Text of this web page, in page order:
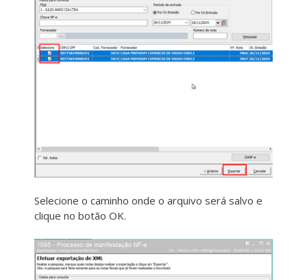
Selecione o caminho onde o arquivo será salvo e
clique no botão OK.